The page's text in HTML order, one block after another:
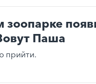
зоопарке
Паша
прийти.